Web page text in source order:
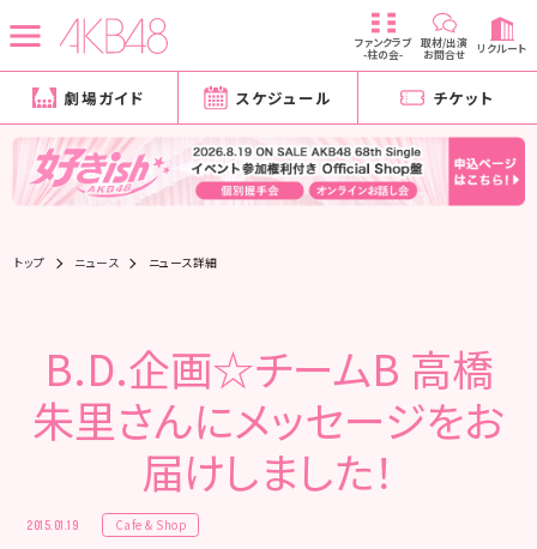
ファンクラブ
-柱の会-
取材/出演
お問合せ リクルート
劇場ガイド スケジュール チケット
トップ ニュース ニュース詳細
B.D.企画☆チームB 高橋
朱里さんにメッセージをお
届けしました！
2015.01.19 Cafe & Shop